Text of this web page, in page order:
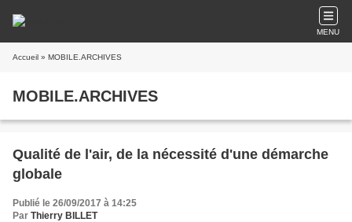
MENU
Accueil » MOBILE.ARCHIVES
MOBILE.ARCHIVES
Qualité de l'air, de la nécessité d'une démarche
globale
Publié le 26/09/2017 à 14:25
Par Thierry BILLET